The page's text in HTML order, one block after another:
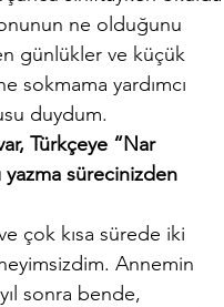
ne olduğunu
günlükler ve küçük
sokmama yardımcı
duydum.
Türkçeye “Nar
sürecinizden
çok kısa sürede iki
Annemin
sonra bende,